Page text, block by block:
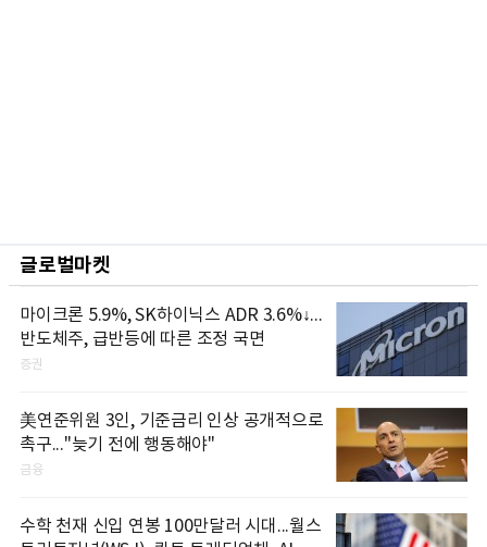
글로벌마켓
마이크론 5.9%, SK하이닉스 ADR 3.6%↓...
반도체주, 급반등에 따른 조정 국면
증권
美연준위원 3인, 기준금리 인상 공개적으로
촉구..."늦기 전에 행동해야"
금융
수학 천재 신입 연봉 100만달러 시대...월스